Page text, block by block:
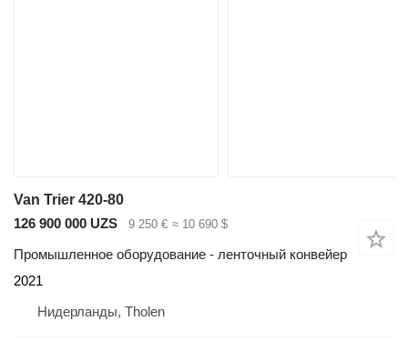
Van Trier 420-80
126 900 000 UZS
9 250 € ≈ 10 690 $
Промышленное оборудование - ленточный конвейер
2021
Нидерланды, Tholen